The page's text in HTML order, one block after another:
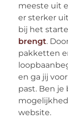
meeste uit
er sterker
bij het
brengt.
pakketten
en ga jij
past. Ben je
website.